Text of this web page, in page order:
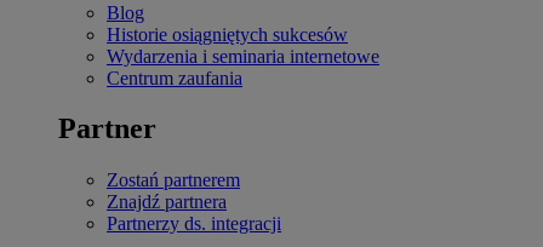
Blog
Historie osiągniętych sukcesów
Wydarzenia i seminaria internetowe
Centrum zaufania
Partner
Zostań partnerem
Znajdź partnera
Partnerzy ds. integracji